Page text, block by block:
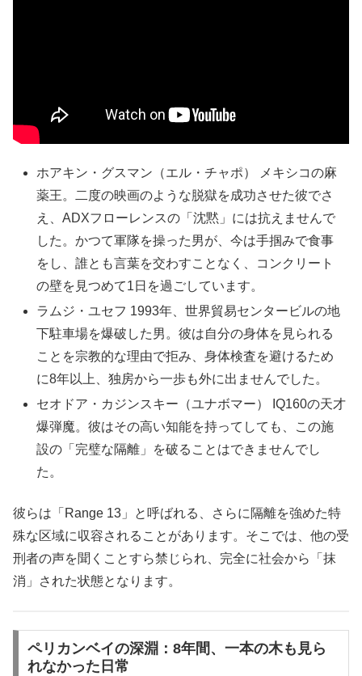
ホアキン・グスマン（エル・チャポ） メキシコの麻
薬王。二度の映画のような脱獄を成功させた彼でさ
え、ADXフローレンスの「沈黙」には抗えませんで
した。かつて軍隊を操った男が、今は手掴みで食事
をし、誰とも言葉を交わすことなく、コンクリート
の壁を見つめて1日を過ごしています。
ラムジ・ユセフ 1993年、世界貿易センタービルの地
下駐車場を爆破した男。彼は自分の身体を見られる
ことを宗教的な理由で拒み、身体検査を避けるため
に8年以上、独房から一歩も外に出ませんでした。
セオドア・カジンスキー（ユナボマー） IQ160の天才
爆弾魔。彼はその高い知能を持ってしても、この施
設の「完璧な隔離」を破ることはできませんでし
た。
彼らは「Range 13」と呼ばれる、さらに隔離を強めた特
殊な区域に収容されることがあります。そこでは、他の受
刑者の声を聞くことすら禁じられ、完全に社会から「抹
消」された状態となります。
ペリカンベイの深淵：8年間、一本の木も見ら
れなかった日常